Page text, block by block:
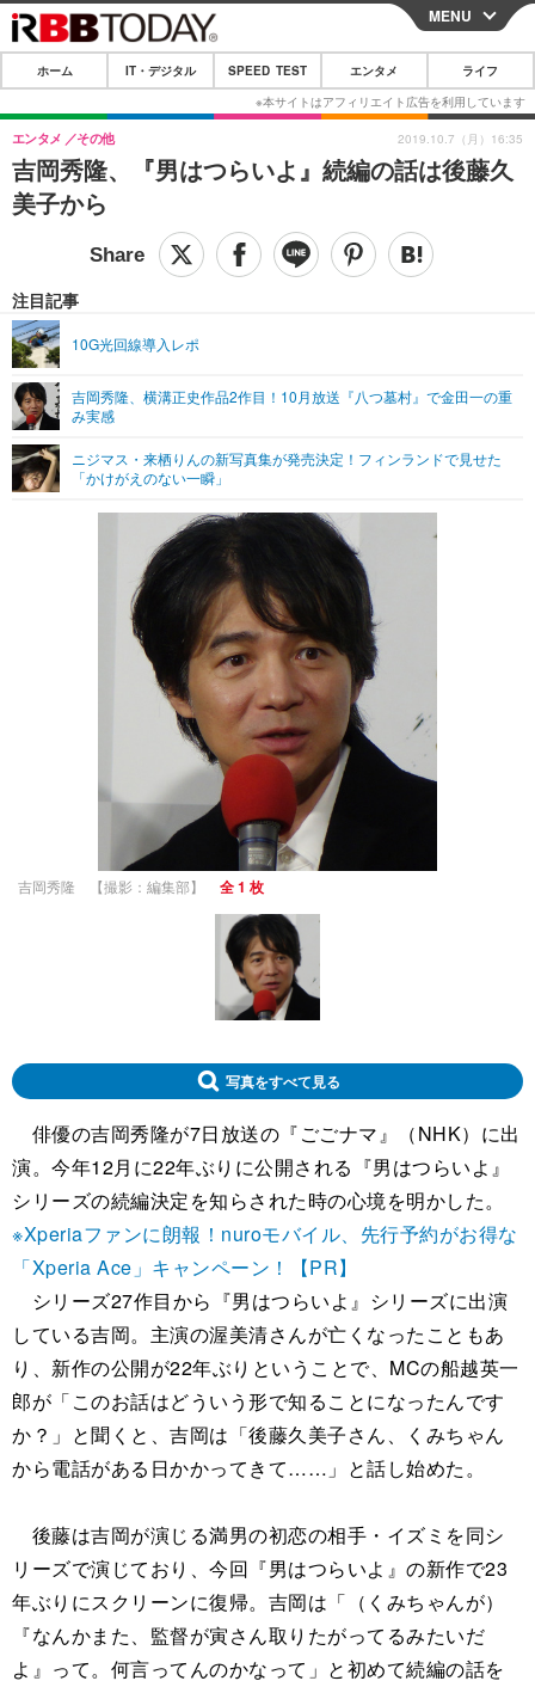
CLOSE
ホーム
IT・デジタル
IT・デジタルTOP スマートフォン
ショッピング その他
SPEED TEST
エンタメTOP 映画・ドラマ
グラビア
ショッピング その他
ライフTOP
その他
リリース一覧
プッシュ通知の停止方法
MENU
ホーム IT・デジタル SPEED TEST エンタメ ライフ
吉岡秀隆、『男はつらいよ』続編の話は後藤久
美子から
エンタメ その他
注目記事
10G光回線導入レポ
吉岡秀隆、横溝正史作品2作目！10月放送『八つ墓村』で金田一の重
み実感
ニジマス・来栖りんの新写真集が発売決定！フィンランドで見せた
「かけがえのない一瞬」
2019.10.7（月）16:35
吉岡秀隆 【撮影：編集部】 全 1 枚
写真をすべて見る
俳優の吉岡秀隆が7日放送の『ごごナマ』（NHK）に出
演。今年12月に22年ぶりに公開される『男はつらいよ』
シリーズの続編決定を知らされた時の心境を明かした。
※Xperiaファンに朗報！nuroモバイル、先行予約がお得な
「Xperia Ace」キャンペーン！【PR】
シリーズ27作目から『男はつらいよ』シリーズに出演
している吉岡。主演の渥美清さんが亡くなったこともあ
り、新作の公開が22年ぶりということで、MCの船越英一
郎が「このお話はどういう形で知ることになったんです
か？」と聞くと、吉岡は「後藤久美子さん、くみちゃん
から電話がある日かかってきて……」と話し始めた。
後藤は吉岡が演じる満男の初恋の相手・イズミを同シ
リーズで演じており、今回『男はつらいよ』の新作で23
年ぶりにスクリーンに復帰。吉岡は「（くみちゃんが）
『なんかまた、監督が寅さん取りたがってるみたいだ
よ』って。何言ってんのかなって」と初めて続編の話を